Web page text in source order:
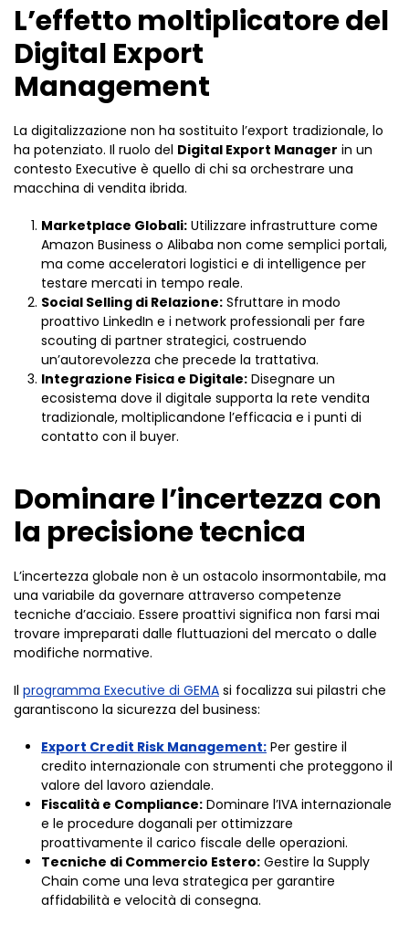
L’effetto moltiplicatore del
Digital Export
Management
La digitalizzazione non ha sostituito l’export tradizionale, lo
ha potenziato. Il ruolo del Digital Export Manager in un
contesto Executive è quello di chi sa orchestrare una
macchina di vendita ibrida.
Marketplace Globali: Utilizzare infrastrutture come
Amazon Business o Alibaba non come semplici portali,
ma come acceleratori logistici e di intelligence per
testare mercati in tempo reale.
Social Selling di Relazione: Sfruttare in modo
proattivo LinkedIn e i network professionali per fare
scouting di partner strategici, costruendo
un’autorevolezza che precede la trattativa.
Integrazione Fisica e Digitale: Disegnare un
ecosistema dove il digitale supporta la rete vendita
tradizionale, moltiplicandone l’efficacia e i punti di
contatto con il buyer.
Dominare l’incertezza con
la precisione tecnica
L’incertezza globale non è un ostacolo insormontabile, ma
una variabile da governare attraverso competenze
tecniche d’acciaio. Essere proattivi significa non farsi mai
trovare impreparati dalle fluttuazioni del mercato o dalle
modifiche normative.
Il programma Executive di GEMA si focalizza sui pilastri che
garantiscono la sicurezza del business:
Export Credit Risk Management: Per gestire il
credito internazionale con strumenti che proteggono il
valore del lavoro aziendale.
Fiscalità e Compliance: Dominare l’IVA internazionale
e le procedure doganali per ottimizzare
proattivamente il carico fiscale delle operazioni.
Tecniche di Commercio Estero: Gestire la Supply
Chain come una leva strategica per garantire
affidabilità e velocità di consegna.